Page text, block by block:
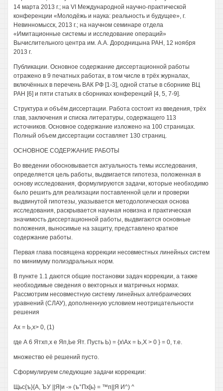
14 марта 2013 г.; на VI Международной научно-практической
конференции «Молодёжь и наука: реальность и будущее», г.
Невинномысск, 2013 г.; на научном семинаре отдела
«Имитационные системы и исследование операций»
Вычислительного центра им. А.А. Дородницына РАН, 12 ноября
2013 г.
Публикации. Основное содержание диссертационной работы
отражено в 9 печатных работах, в том числе в трёх журналах,
включённых в перечень ВАК РФ [1-3], одной статье в сборнике ВЦ
РАН [6] и пяти статьях в сборниках конференций [4, 5, 7-9].
Структура и объём диссертации. Работа состоит из введения, трёх
глав, заключения и списка литературы, содержащего 113
источников. Основное содержание изложено на 100 страницах.
Полный объем диссертации составляет 130 страниц.
ОСНОВНОЕ СОДЕРЖАНИЕ РАБОТЫ
Во введении обосновывается актуальность темы исследования,
определяется цель работы, выдвигается гипотеза, положенная в
основу исследования, формулируются задачи, которые необходимо
было решить для реализации поставленной цели и проверки
выдвинутой гипотезы, указывается методологическая основа
исследования, раскрывается научная новизна и практическая
значимость диссертационной работы, выдвигаются основные
положения, выносимые на защиту, представлено краткое
содержание работы.
Первая глава посвящена коррекции несовместных линейных систем
по минимуму полиэдральных норм.
В пункте 1.1 даются общие постановки задач коррекции, а также
необходимые сведения о векторных и матричных нормах.
Рассмотрим несовместную систему линейных алгебраических
уравнений (СЛАУ), дополненную условием неотрицательности
решения
Ах = Ь,х> 0, (1)
где А 6 Ятхп,х е Яп,Ье Ят. Пусть Ь) = {х\Ах = Ь,Х > 0 } = 0, т.е.
множество её решений пусто.
Сформулируем следующие задачи коррекции:
Щьс{ъ}{А, ЪУ ||Я|и -» (ъ°Пх[ь} = ™п||Я И^) ^